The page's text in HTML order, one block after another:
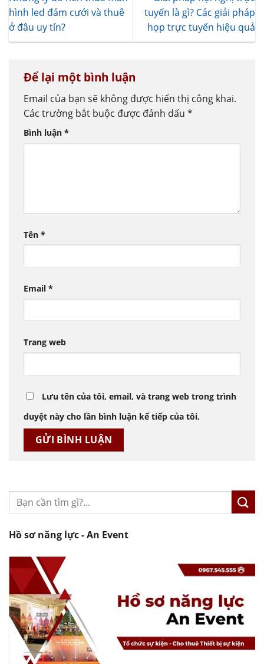
Hồ sơ năng lực - An Event
hình led đám cưới và thuê
ở đâu uy tín?
tuyến là gì? Các giải pháp
họp trực tuyến hiệu quả
Để lại một bình luận
Email của bạn sẽ không được hiển thị công khai.
Các trường bắt buộc được đánh dấu *
Bình luận *
Tên *
Email *
Trang web
Lưu tên của tôi, email, và trang web trong trình
duyệt này cho lần bình luận kế tiếp của tôi.